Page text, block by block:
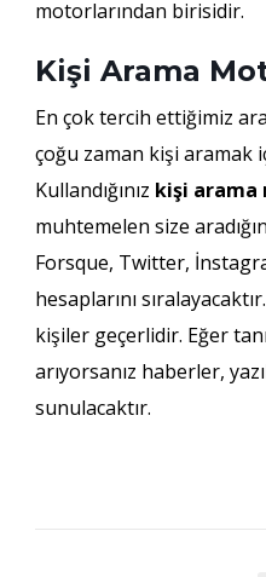
motorlarından birisidir.
Kişi Arama
En çok tercih ettiğimiz
çoğu zaman kişi aramak
Kullandığınız kişi arama
muhtemelen size
Forsque, Twitter,
hesaplarını
kişiler geçerlidir. Eğer
arıyorsanız haberler,
sunulacaktır.